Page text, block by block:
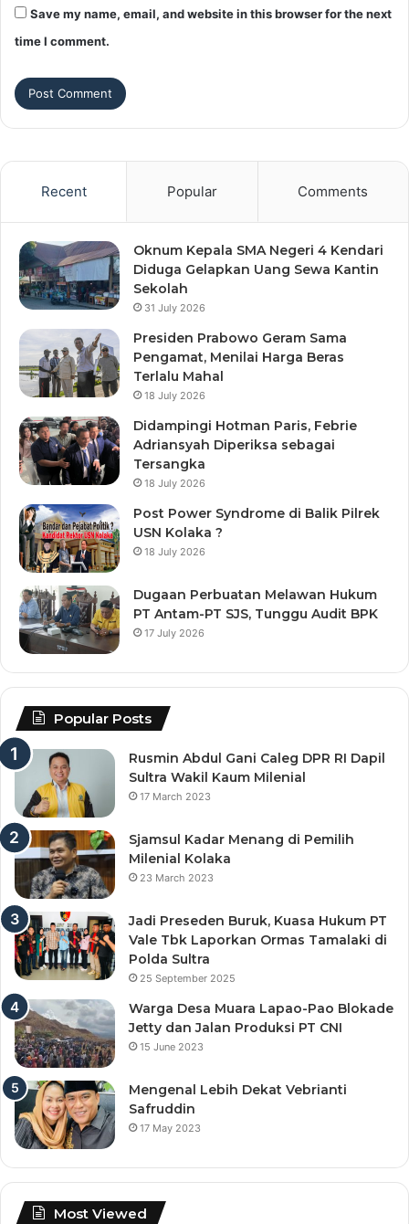
Save my name, email, and website in this browser for the next
time I comment.
Recent Popular Comments
Oknum Kepala SMA Negeri 4 Kendari
Diduga Gelapkan Uang Sewa Kantin
Sekolah
31 July 2026
Presiden Prabowo Geram Sama
Pengamat, Menilai Harga Beras
Terlalu Mahal
18 July 2026
Didampingi Hotman Paris, Febrie
Adriansyah Diperiksa sebagai
Tersangka
18 July 2026
Post Power Syndrome di Balik Pilrek
USN Kolaka ?
18 July 2026
Dugaan Perbuatan Melawan Hukum
PT Antam-PT SJS, Tunggu Audit BPK
17 July 2026
Popular Posts
Rusmin Abdul Gani Caleg DPR RI Dapil
Sultra Wakil Kaum Milenial
17 March 2023
Sjamsul Kadar Menang di Pemilih
Milenial Kolaka
23 March 2023
Jadi Preseden Buruk, Kuasa Hukum PT
Vale Tbk Laporkan Ormas Tamalaki di
Polda Sultra
25 September 2025
Warga Desa Muara Lapao-Pao Blokade
Jetty dan Jalan Produksi PT CNI
15 June 2023
Mengenal Lebih Dekat Vebrianti
Safruddin
17 May 2023
Most Viewed